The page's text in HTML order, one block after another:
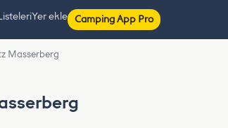
Yer ekle Camping App Pro
Masserberg